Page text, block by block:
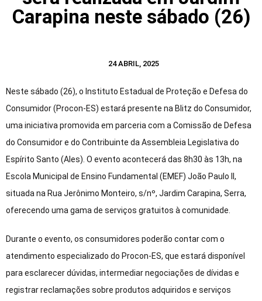
Carapina neste sábado (26)
24 ABRIL, 2025
Neste sábado (26), o Instituto Estadual de Proteção e Defesa do
Consumidor (Procon-ES) estará presente na Blitz do Consumidor,
uma iniciativa promovida em parceria com a Comissão de Defesa
do Consumidor e do Contribuinte da Assembleia Legislativa do
Espírito Santo (Ales). O evento acontecerá das 8h30 às 13h, na
Escola Municipal de Ensino Fundamental (EMEF) João Paulo II,
situada na Rua Jerônimo Monteiro, s/nº, Jardim Carapina, Serra,
oferecendo uma gama de serviços gratuitos à comunidade.
Durante o evento, os consumidores poderão contar com o
atendimento especializado do Procon-ES, que estará disponível
para esclarecer dúvidas, intermediar negociações de dívidas e
registrar reclamações sobre produtos adquiridos e serviços